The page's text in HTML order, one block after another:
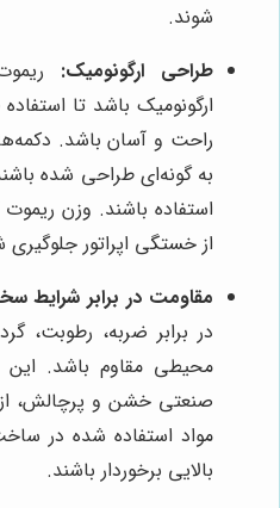
شوند.
طراحی ارگونومیک:
ارگونومیک باشد تا
راحت و آسان باشد.
به گونه‌ای طراحی شده
استفاده باشند. وزن
از خستگی اپراتور جلوگیری
مقاومت در برابر شرایط
در برابر ضربه، رطوبت،
محیطی مقاوم باشد.
صنعتی خشن و پرچالش، از
مواد استفاده شده در
بالایی برخوردار باشند.